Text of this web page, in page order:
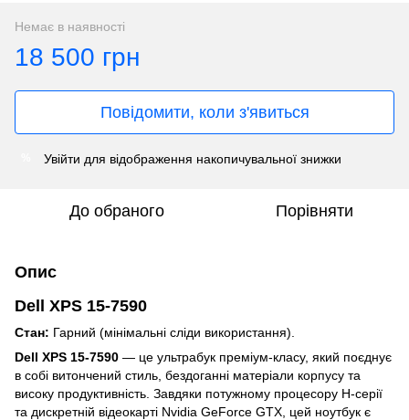
Немає в наявності
18 500 грн
Повідомити, коли з'явиться
Увійти для відображення накопичувальної знижки
До обраного Порівняти
Опис
Dell XPS 15-7590
Стан: Гарний (мінімальні сліди використання).
Dell XPS 15-7590 — це ультрабук преміум-класу, який поєднує
в собі витончений стиль, бездоганні матеріали корпусу та
високу продуктивність. Завдяки потужному процесору H-серії
та дискретній відеокарті Nvidia GeForce GTX, цей ноутбук є